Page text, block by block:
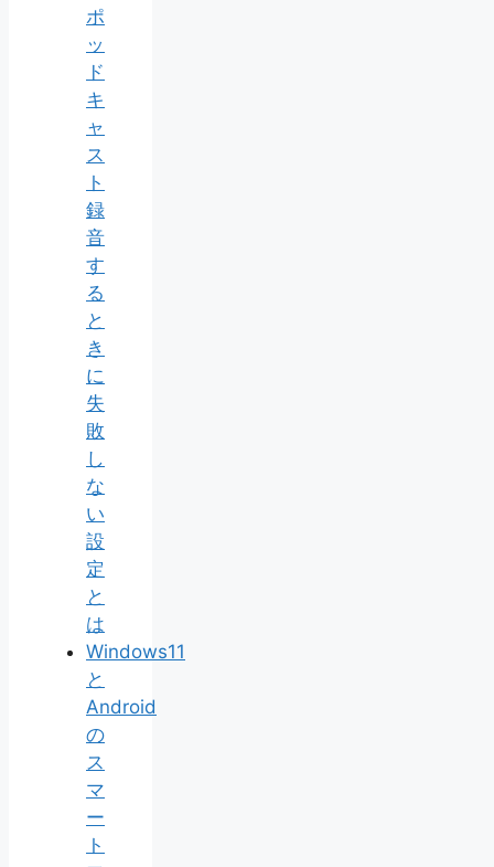
ポ
ッ
ド
キ
ャ
ス
ト
録
音
す
る
と
き
に
失
敗
し
な
い
設
定
と
は
Windows11
と
Android
の
ス
マ
ー
ト